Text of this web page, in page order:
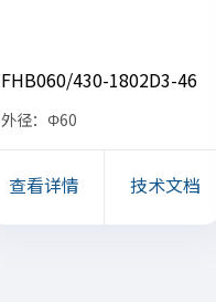
FHB060/430-1802D3-46
外径：Φ60
查看详情 技术文档